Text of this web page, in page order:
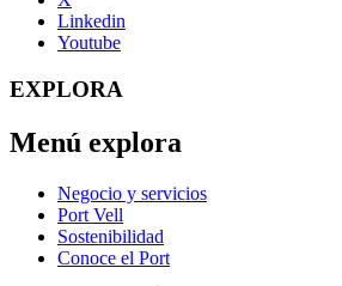
Linkedin
Youtube
EXPLORA
Menú explora
Negocio y servicios
Port Vell
Sostenibilidad
Conoce el Port